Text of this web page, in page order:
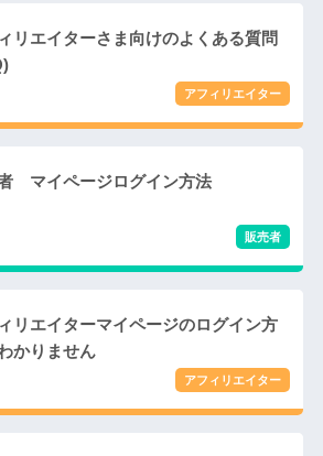
リエイターさま向けのよくある質問
マイページログイン方法
リエイターマイページのログイン方
かりません